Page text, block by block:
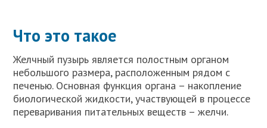
Что это такое
Желчный пузырь является полостным органом
небольшого размера, расположенным рядом с
печенью. Основная функция органа – накопление
биологической жидкости, участвующей в процессе
переваривания питательных веществ – желчи.